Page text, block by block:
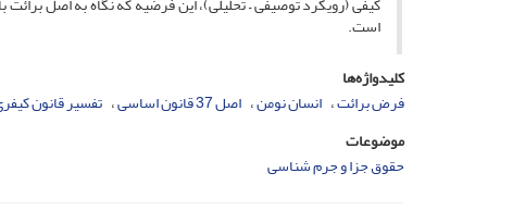
است.
کلیدواژه‌ها
فرض برائت انسان نومن اصل 37 قانون اساسی تفسیر قانون
موضوعات
حقوق جزا و جرم شناسی